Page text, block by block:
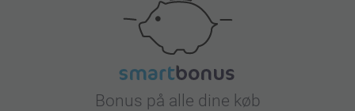
Bonus på alle dine køb